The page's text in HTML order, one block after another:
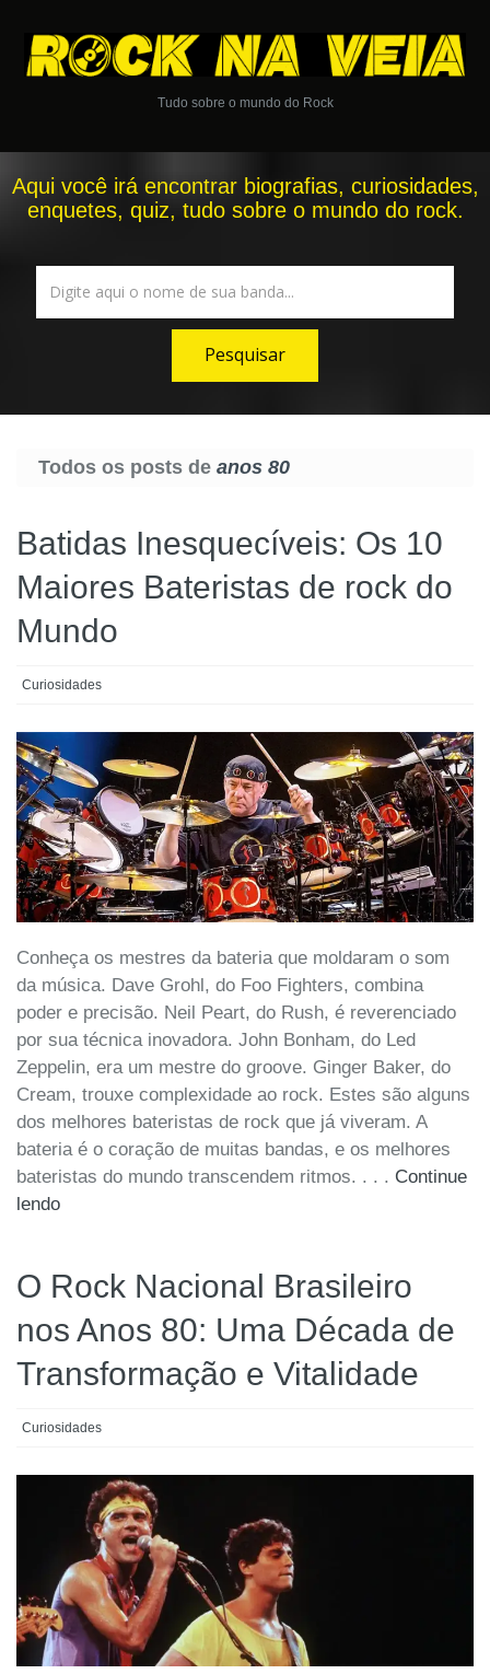
Tudo sobre o mundo do Rock
Aqui você irá encontrar biografias, curiosidades,
enquetes, quiz, tudo sobre o mundo do rock.
Todos os posts de anos 80
Batidas Inesquecíveis: Os 10
Maiores Bateristas de rock do
Mundo
Curiosidades
Conheça os mestres da bateria que moldaram o som
da música. Dave Grohl, do Foo Fighters, combina
poder e precisão. Neil Peart, do Rush, é reverenciado
por sua técnica inovadora. John Bonham, do Led
Zeppelin, era um mestre do groove. Ginger Baker, do
Cream, trouxe complexidade ao rock. Estes são alguns
dos melhores bateristas de rock que já viveram. A
bateria é o coração de muitas bandas, e os melhores
bateristas do mundo transcendem ritmos. . . . Continue
lendo
O Rock Nacional Brasileiro
nos Anos 80: Uma Década de
Transformação e Vitalidade
Curiosidades